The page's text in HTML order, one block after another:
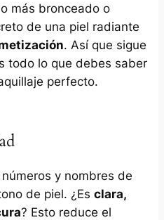
más bronceado o
de una piel radiante
. Así que sigue
todo lo que debes saber
perfecto.
y nombres de
de piel. ¿Es clara,
? Esto reduce el